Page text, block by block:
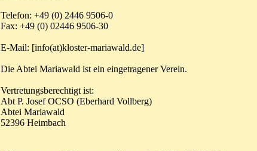
Telefon: +49 (0) 2446 9506-0
Fax: +49 (0) 02446 9506-30
E-Mail: [info(at)kloster-mariawald.de]
Die Abtei Mariawald ist ein eingetragener Verein.
Vertretungsberechtigt ist:
Abt P. Josef OCSO (Eberhard Vollberg)
Abtei Mariawald
52396 Heimbach